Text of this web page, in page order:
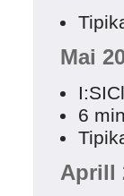
Mai
6
Aprill